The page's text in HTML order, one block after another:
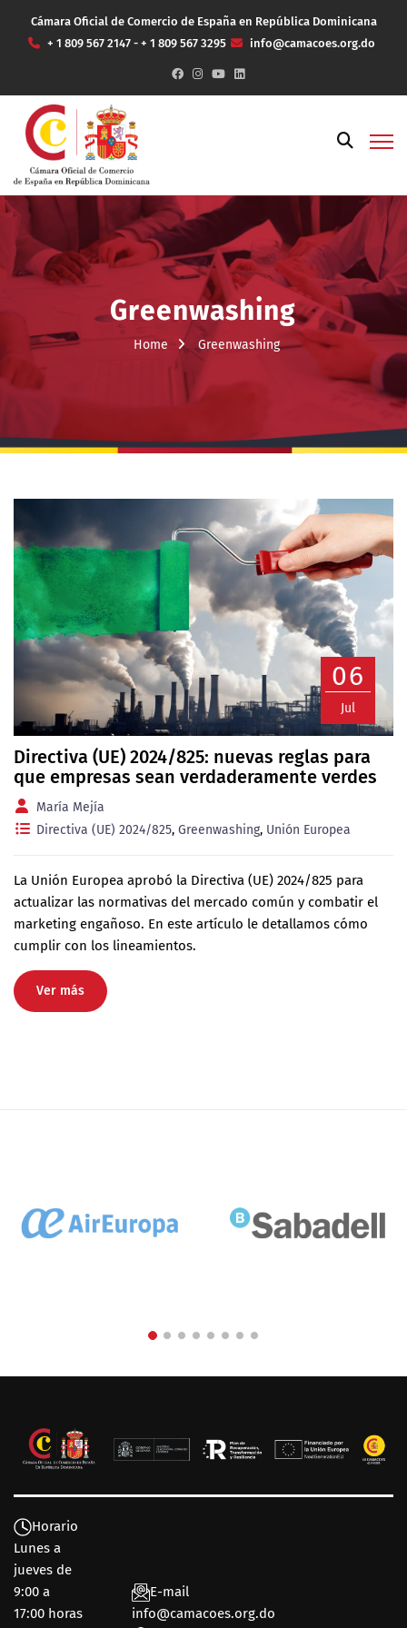
Cámara Oficial de Comercio de España en República Dominicana
+ 1 809 567 2147 - + 1 809 567 3295
info@camacoes.org.do
Greenwashing
Home Greenwashing
06
Jul
Directiva (UE) 2024/825: nuevas reglas para
que empresas sean verdaderamente verdes
María Mejía
Directiva (UE) 2024/825, Greenwashing, Unión Europea
La Unión Europea aprobó la Directiva (UE) 2024/825 para
actualizar las normativas del mercado común y combatir el
marketing engañoso. En este artículo le detallamos cómo
cumplir con los lineamientos.
Ver más
Horario
Lunes a
jueves de
9:00 a
17:00 horas
E-mail
info@camacoes.org.do